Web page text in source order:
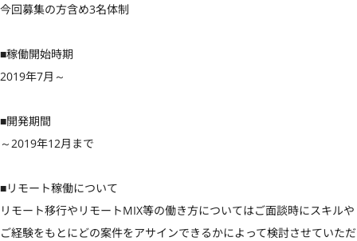
今回募集の方含め3名体制
■稼働開始時期
2019年7月～
■開発期間
～2019年12月まで
■リモート稼働について
リモート移行やリモートMIX等の働き方についてはご面談時にスキルや
ご経験をもとにどの案件をアサインできるかによって検討させていただ